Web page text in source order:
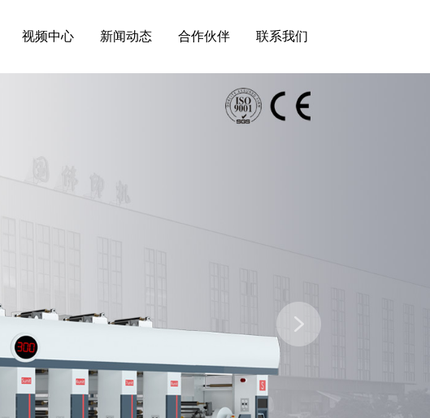
视频中心 新闻动态 合作伙伴 联系我们